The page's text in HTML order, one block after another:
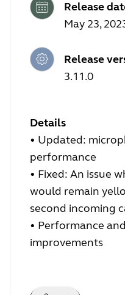
Release
May 23,
Release
3.11.0
Details
• Updated:
performance
• Fixed: An issue
would remain
second incoming
• Performance
improvements